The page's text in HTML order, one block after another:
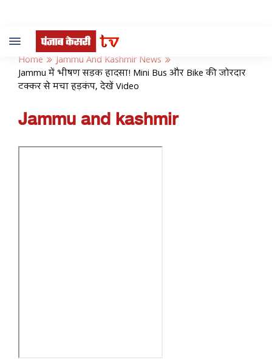
Toggle
navigation
Home
Jammu And Kashmir News
Jammu में भीषण सड़क हादसा! Mini Bus और Bike की जोरदार
टक्कर से मचा हड़कंप, देखें Video
Jammu and kashmir